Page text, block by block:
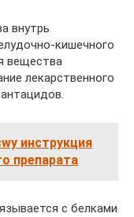
внутрь
кишечного
вещества
лекарственного
инструкция
препарата
с белками